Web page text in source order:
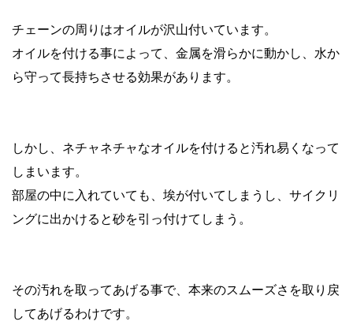
チェーンの周りはオイルが沢山付いています。
オイルを付ける事によって、金属を滑らかに動かし、水か
ら守って長持ちさせる効果があります。
しかし、ネチャネチャなオイルを付けると汚れ易く なって
しまいます。
部屋の中に入れていても、埃が付いてしまうし、サイクリ
ングに出かけると砂を引っ付けてしまう。
その汚れを取ってあげる事で、本来のスムーズさを取り戻
してあげるわけです。